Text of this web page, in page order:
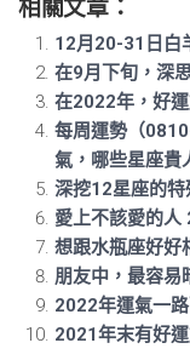
相關文章：
12月20-31日白
在9月下旬，深
在2022年，好
每周運勢（
氣，哪些星座貴
深挖12星座的
愛上不該愛的人
想跟水瓶座好
朋友中，最容易
2022年運氣一
2021年末有好